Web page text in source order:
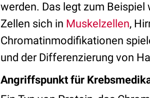
werden. Das legt zum Beispiel
Zellen sich in Muskelzellen,
Chromatinmodifikationen
und der Differenzierung von
Angriffspunkt für